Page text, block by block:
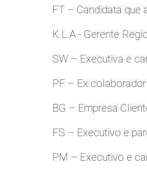
FT – Candidata que
K.L.A - Gerente
SW – Executiva e
PF – Ex
BG – Empresa
FS – Executivo e
PM – Executivo e